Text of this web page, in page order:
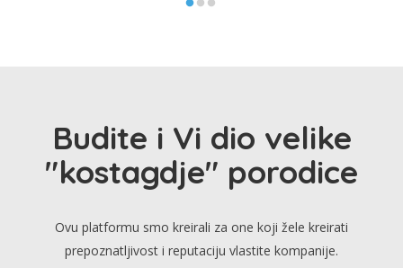
Budite i Vi dio velike
"kostagdje" porodice
Ovu platformu smo kreirali za one koji žele kreirati
prepoznatljivost i reputaciju vlastite kompanije.